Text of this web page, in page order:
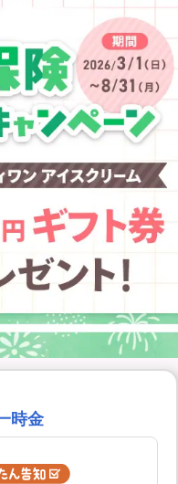
員さま専用保険
時金